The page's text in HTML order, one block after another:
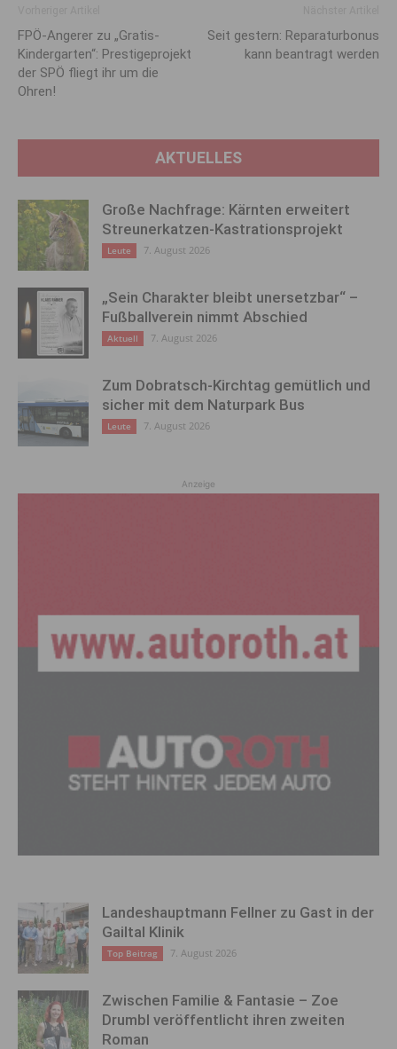
FPÖ-Angerer zu „Gratis-
Kindergarten“: Prestigeprojekt
der SPÖ fliegt ihr um die
Ohren!
Seit gestern: Reparaturbonus
kann beantragt werden
AKTUELLES
Große Nachfrage: Kärnten erweitert
Streunerkatzen-Kastrationsprojekt
Leute 7. August 2026
„Sein Charakter bleibt unersetzbar“ –
Fußballverein nimmt Abschied
Aktuell 7. August 2026
Zum Dobratsch-Kirchtag gemütlich und
sicher mit dem Naturpark Bus
Leute 7. August 2026
Anzeige
Landeshauptmann Fellner zu Gast in der
Gailtal Klinik
Top Beitrag 7. August 2026
Zwischen Familie & Fantasie – Zoe
Drumbl veröffentlicht ihren zweiten
Roman